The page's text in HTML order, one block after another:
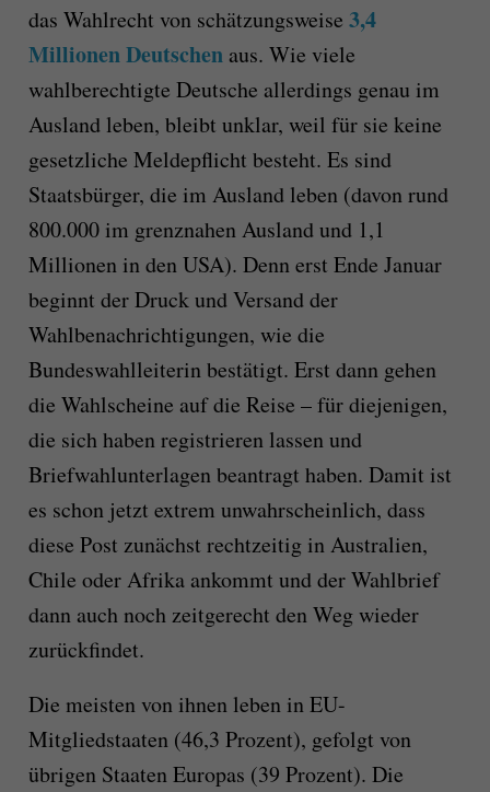
das Wahlrecht von schätzungsweise 3,4
Millionen Deutschenaus. Wie viele
wahlberechtigte Deutsche allerdings genau im
Ausland leben, bleibt unklar, weil für sie keine
gesetzliche Meldepflicht besteht. Es sind
Staatsbürger, die im Ausland leben (davon rund
800.000 im grenznahen Ausland und 1,1
Millionen in den USA). Denn erst Ende Januar
beginnt der Druck und Versand der
Wahlbenachrichtigungen, wie die
Bundeswahlleiterin bestätigt. Erst dann gehen
die Wahlscheine auf die Reise – für diejenigen,
die sich haben registrieren lassen und
Briefwahlunterlagen beantragt haben. Damit ist
es schon jetzt extrem unwahrscheinlich, dass
diese Post zunächst rechtzeitig in Australien,
Chile oder Afrika ankommt und der Wahlbrief
dann auch noch zeitgerecht den Weg wieder
zurückfindet.
Die meisten von ihnen leben in EU-
Mitgliedstaaten (46,3 Prozent), gefolgt von
übrigen Staaten Europas (39 Prozent). Die